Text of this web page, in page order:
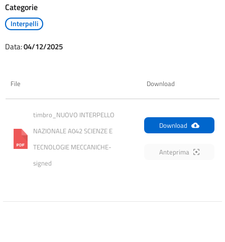
Categorie
Interpelli
Data:04/12/2025
File Download
timbro_NUOVO INTERPELLO
NAZIONALE A042 SCIENZE E
TECNOLOGIE MECCANICHE-
signed
Download
Anteprima